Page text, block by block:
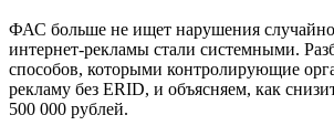
ФАС больше не ищет нарушения
интернет-рекламы стали системными.
способов, которыми контролирующие
рекламу без ERID, и объясняем, как
500 000 рублей.